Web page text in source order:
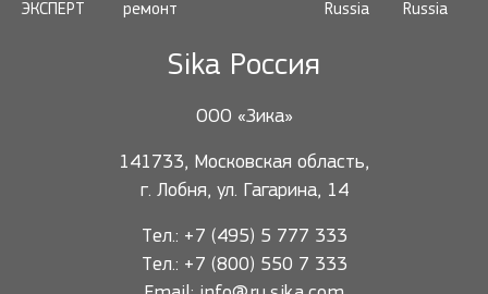
ЭКСПЕРТ
ремонт
Russia
Russia
Sika Россия
ООО «Зика»
141733, Московская область,
г. Лобня, ул. Гагарина, 14
Тел.: +7 (495) 5 777 333
Тел.: +7 (800) 550 7 333